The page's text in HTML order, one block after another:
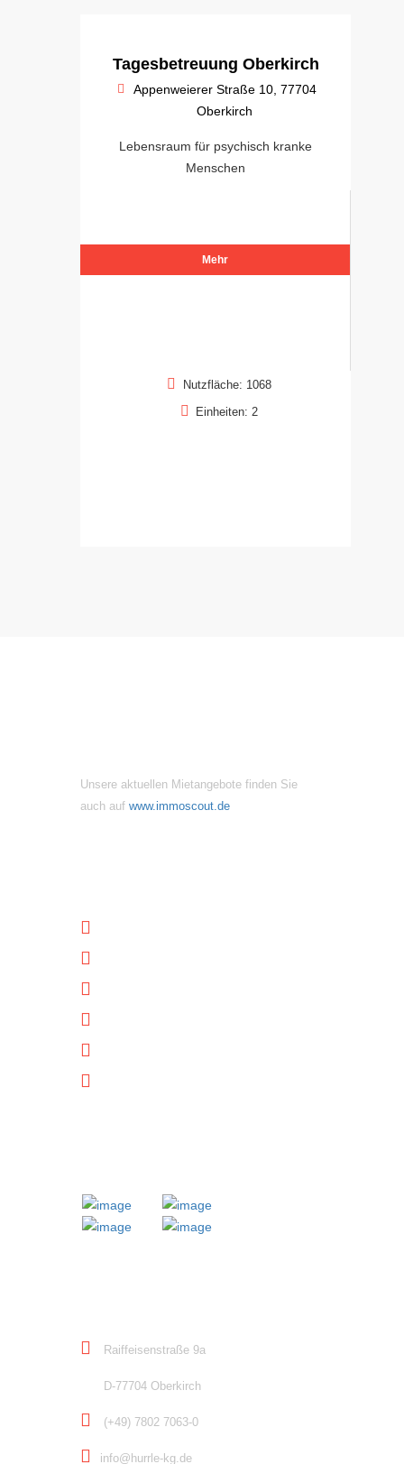
Tagesbetreuung Oberkirch
Appenweierer Straße 10, 77704
Oberkirch
Lebensraum für psychisch kranke
Menschen
Mehr
Nutzfläche: 1068
Einheiten: 2
Unsere aktuellen Mietangebote finden Sie
auch auf www.immoscout.de
Raiffeisenstraße 9a
D-77704 Oberkirch
(+49) 7802 7063-0
info@hurrle-kg.de